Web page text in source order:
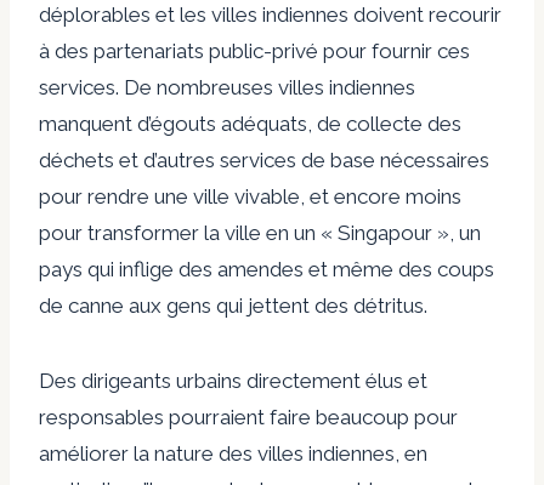
déplorables et les villes indiennes doivent recourir
à des partenariats public-privé pour fournir ces
services. De nombreuses villes indiennes
manquent d’égouts adéquats, de collecte des
déchets et d’autres services de base nécessaires
pour rendre une ville vivable, et encore moins
pour transformer la ville en un « Singapour », un
pays qui inflige des amendes et même des coups
de canne aux gens qui jettent des détritus.
Des dirigeants urbains directement élus et
responsables pourraient faire beaucoup pour
améliorer la nature des villes indiennes, en